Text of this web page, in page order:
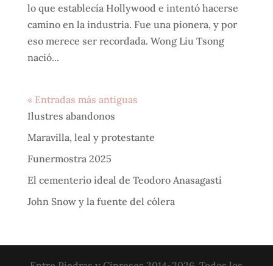
lo que establecía Hollywood e intentó hacerse
camino en la industria. Fue una pionera, y por
eso merece ser recordada. Wong Liu Tsong
nació...
« Entradas más antiguas
Ilustres abandonos
Maravilla, leal y protestante
Funermostra 2025
El cementerio ideal de Teodoro Anasagasti
John Snow y la fuente del cólera